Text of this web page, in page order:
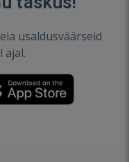
usaldusväärseid
ajal.